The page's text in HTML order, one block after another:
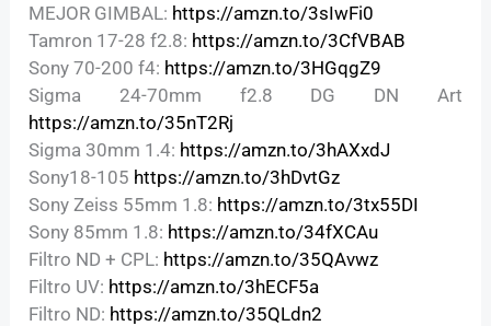
MEJOR GIMBAL: https://amzn.to/3sIwFi0
Tamron 17-28 f2.8: https://amzn.to/3CfVBAB
Sony 70-200 f4: https://amzn.to/3HGqgZ9
Sigma 24-70mm f2.8 DG DN Art
https://amzn.to/35nT2Rj
Sigma 30mm 1.4: https://amzn.to/3hAXxdJ
Sony18-105 https://amzn.to/3hDvtGz
Sony Zeiss 55mm 1.8: https://amzn.to/3tx55DI
Sony 85mm 1.8: https://amzn.to/34fXCAu
Filtro ND + CPL: https://amzn.to/35QAvwz
Filtro UV: https://amzn.to/3hECF5a
Filtro ND: https://amzn.to/35QLdn2